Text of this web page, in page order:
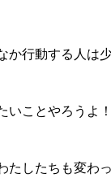
行動する人は少
いことやろうよ
たしたちも変わ